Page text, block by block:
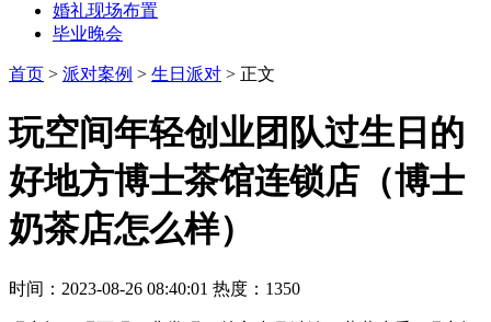
婚礼现场布置
毕业晚会
首页 > 派对案例 > 生日派对 > 正文
玩空间年轻创业团队过生日的
好地方博士茶馆连锁店（博士
奶茶店怎么样）
时间：2023-08-26 08:40:01 热度：1350